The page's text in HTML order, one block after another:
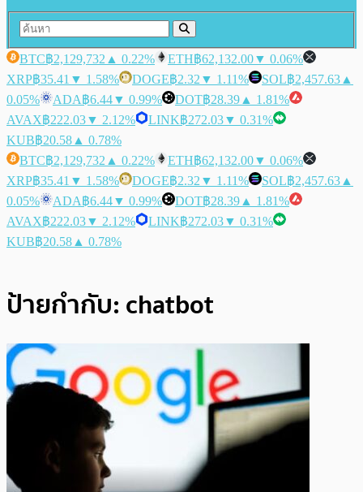
BTC฿2,129,732 ▲ 0.22% ETH฿62,132.00▼ 0.06%
XRP฿35.41 ▼ 1.58% DOGE฿2.32 ▼ 1.11% SOL฿2,457.63 ▲
0.05%
ADA฿6.44▼ 0.99% DOT฿28.39 ▲ 1.81%
AVAX฿222.03▼ 2.12% LINK฿272.03▼ 0.31%
KUB฿20.58 ▲ 0.78%
BTC฿2,129,732 ▲ 0.22% ETH฿62,132.00▼ 0.06%
XRP฿35.41 ▼ 1.58% DOGE฿2.32 ▼ 1.11% SOL฿2,457.63 ▲
0.05%
ADA฿6.44▼ 0.99% DOT฿28.39 ▲ 1.81%
AVAX฿222.03▼ 2.12% LINK฿272.03▼ 0.31%
KUB฿20.58 ▲ 0.78%
ป้ายกำกับ: chatbot